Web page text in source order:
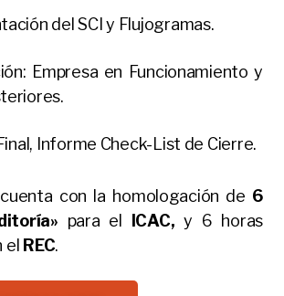
del SCI y Flujogramas.
Empresa en Funcionamiento y
Informe Check-List de Cierre.
con la homologación de 6
para el ICAC, y 6 horas
REC.